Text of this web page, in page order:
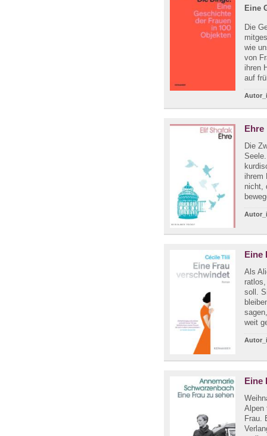
Eine
Die
wie
von
ihren
auf
Ehre
Die
ihrem
nicht,
Eine
Als
soll.
weit
Eine
Alpen
Frau.